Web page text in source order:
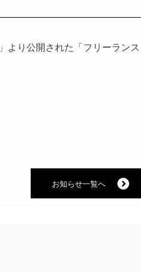
より公開された「フリーランス
お知らせ一覧へ